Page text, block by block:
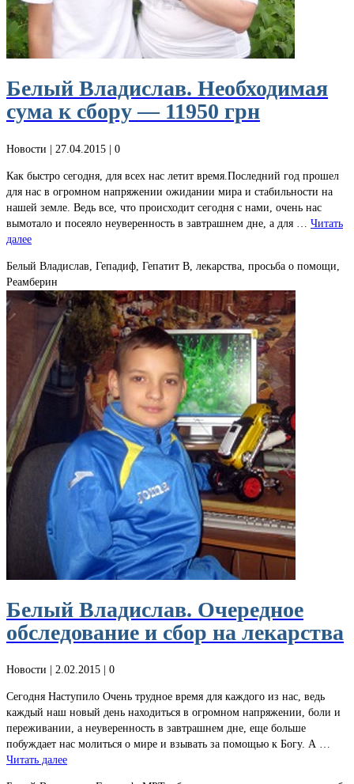
Белый Владислав. Необходимая
сума к сбору — 11950 грн
Новости | 27.04.2015 | 0
Как быстро сегодня, для всех нас летит время.Последний год прошел
для нас в огромном напряжении ожидании мира и стабильности на
нашей земле. Ведь все, что происходит сегодня с нами, очень нас
вымотало и посеяло неуверенность в завтрашнем дне, а для … Читать
далее
Белый Владислав, Гепадиф, Гепатит В, лекарства, просьба о помощи,
Реамберин
Белый Владислав. Очередное
обследование и сбор на лекарства
Новости | 2.02.2015 | 0
Сегодня Наступило Очень трудное время для каждого из нас, ведь
каждый наш новый день находиться в огромном напряжении, боли и
переживании, а неуверенность в завтрашнем дне, еще больше
побуждает нас молиться о мире и взывать за помощью к Богу. А …
Читать далее